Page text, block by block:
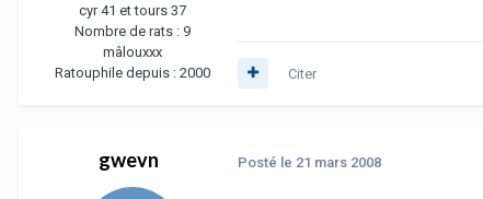
cyr 41 et tours 37
Nombre de rats : 9
mâlouxxx
Ratouphile depuis : 2000 Citer
gwevn Posté le 21 mars 2008